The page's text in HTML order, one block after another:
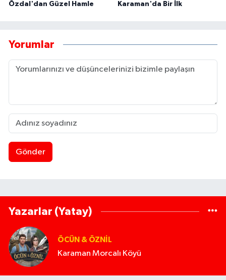
Özdal'dan Güzel Hamle Karaman'da Bir İlk
Yorumlar
Gönder
Yazarlar (Yatay)
ÖCÜN & ÖZNIL
Karaman Morcalı Köyü